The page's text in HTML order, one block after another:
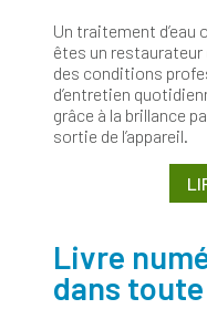
Un traitement
êtes un
des conditions
d’entretien
grâce à la brillance
sortie de l’appareil.
Livre
dans